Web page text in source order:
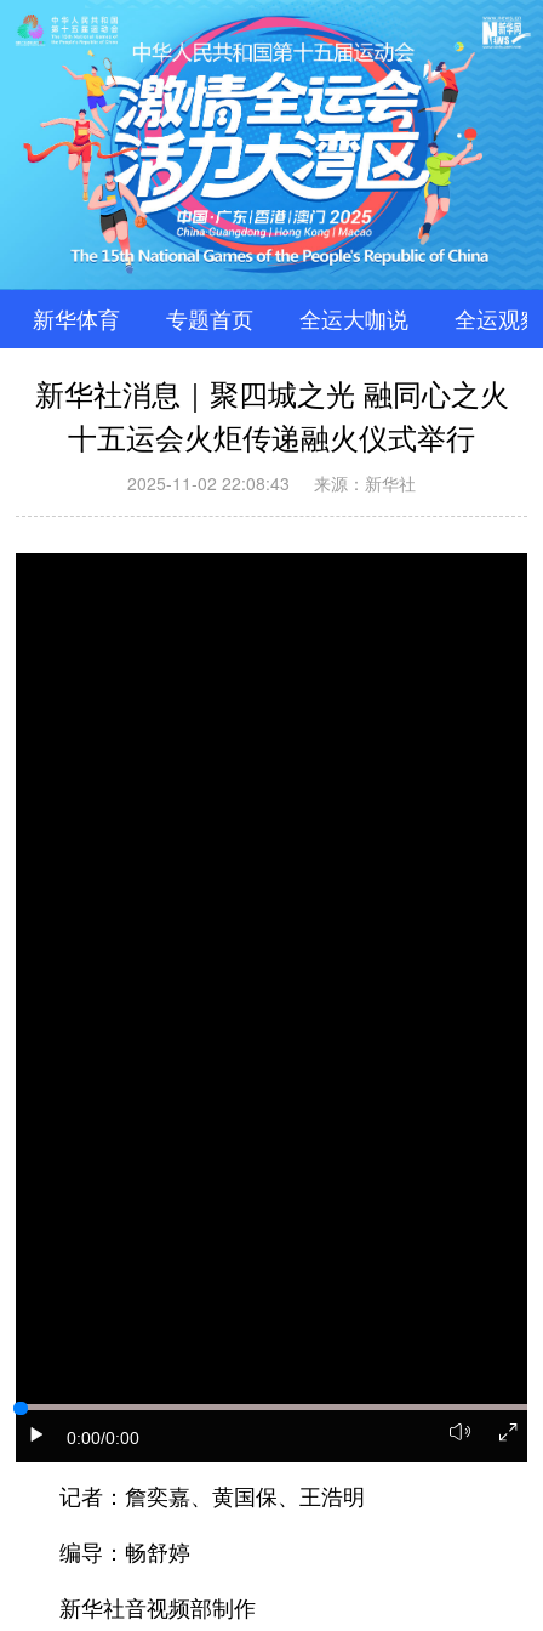
新华体育 专题首页 全运大咖说 全运观察
新华社消息｜聚四城之光 融同心之火
十五运会火炬传递融火仪式举行
2025-11-02 22:08:43 来源：新华社
0:00/0:00
记者：詹奕嘉、黄国保、王浩明
编导：畅舒婷
新华社音视频部制作